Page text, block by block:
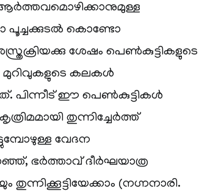
ആർത്തവമൊഴിക്കാനുമുള്ള
പൂച്ചക്കുടൽ കൊണ്ടോ
ശേഷം പെൺകുട്ടികളുടെ
മുറിവുകളുടെ കലകൾ
പിന്നീട് ഈ പെൺകുട്ടികൾ
തുന്നിച്ചേർത്ത്
വേദന
ഭർത്താവ് ദീർഘയാത്ര
(നഗ്നനാരി.